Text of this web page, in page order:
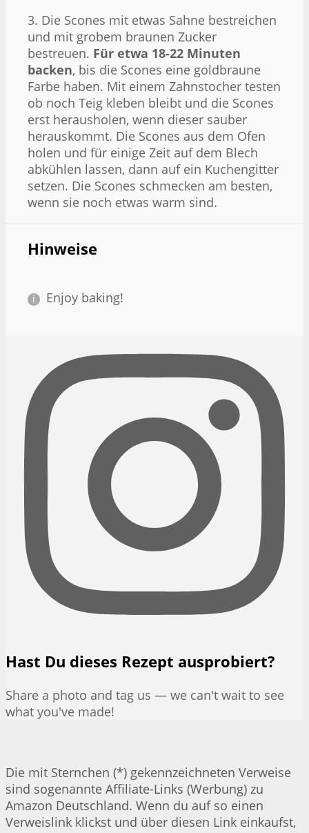
3. Die Scones mit etwas Sahne bestreichen
und mit grobem braunen Zucker
bestreuen. Für etwa 18-22 Minuten
backen, bis die Scones eine goldbraune
Farbe haben. Mit einem Zahnstocher testen
ob noch Teig kleben bleibt und die Scones
erst herausholen, wenn dieser sauber
herauskommt. Die Scones aus dem Ofen
holen und für einige Zeit auf dem Blech
abkühlen lassen, dann auf ein Kuchengitter
setzen. Die Scones schmecken am besten,
wenn sie noch etwas warm sind.
Hinweise
Enjoy baking!
Hast Du dieses Rezept ausprobiert?
Share a photo and tag us — we can't wait to see
what you've made!
Die mit Sternchen (*) gekennzeichneten Verweise
sind sogenannte Affiliate-Links (Werbung) zu
Amazon Deutschland. Wenn du auf so einen
Verweislink klickst und über diesen Link einkaufst,